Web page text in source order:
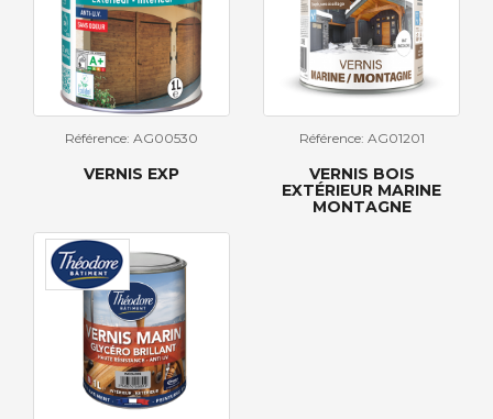
Référence: AG00530
VERNIS EXP
Référence: AG01201
VERNIS BOIS
EXTÉRIEUR MARINE
MONTAGNE